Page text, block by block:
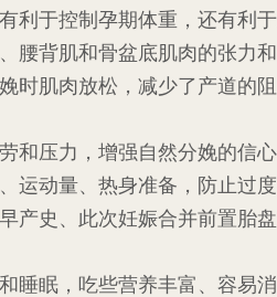
利于控制孕期体重，还有利于
腰背肌和骨盆底肌肉的张力
时肌肉放松，减少了产道的阻
和压力，增强自然分娩的信
运动量、热身准备，防止过
产史、此次妊娠合并前置胎
睡眠，吃些营养丰富、容易